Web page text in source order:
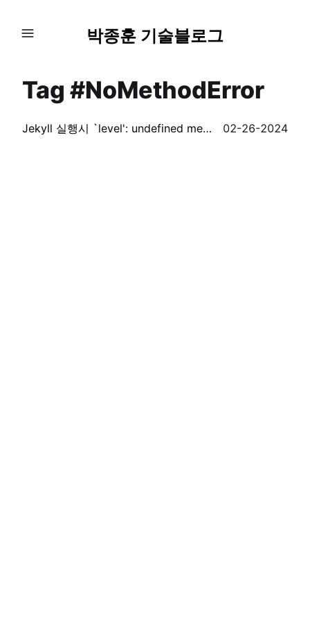
박종훈 기술블로그
Tag #NoMethodError
Jekyll 실행시 `level': undefined method `[]' for nil (NoMethodError) 에러 해결법 02-26-2024